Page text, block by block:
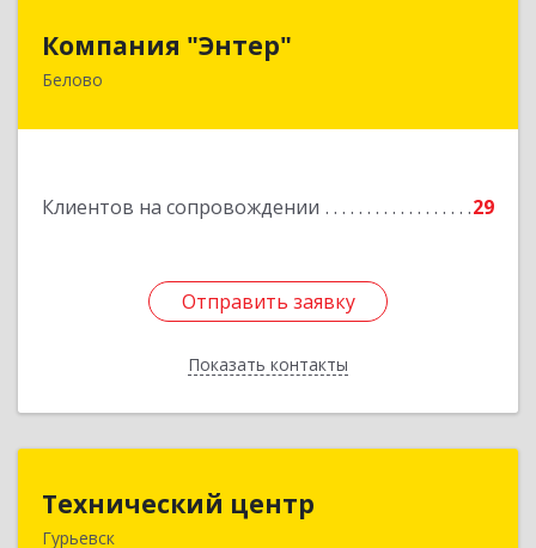
Компания "Энтер"
Белово
Клиентов на сопровождении 29
Отправить заявку
Показать контакты
652600, Кемеровская обл, Белово г, Почтовый
Отправить заявку
Назад
Технический центр
Гурьевск